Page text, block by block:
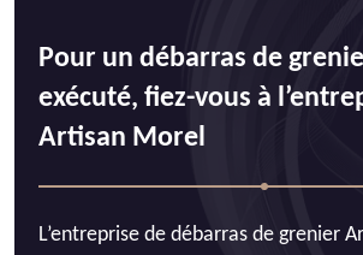
Pour un débarras de
exécuté, fiez-vous à
Artisan Morel
L’entreprise de débarras de grenier